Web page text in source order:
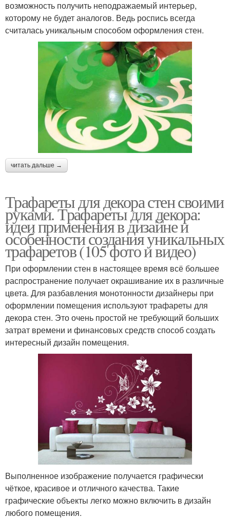
возможность получить неподражаемый интерьер,
которому не будет аналогов. Ведь роспись всегда
считалась уникальным способом оформления стен.
читать дальше →
Трафареты для декора стен своими
руками. Трафареты для декора:
идеи применения в дизайне и
особенности создания уникальных
трафаретов (105 фото и видео)
При оформлении стен в настоящее время всё большее
распространение получает окрашивание их в различные
цвета. Для разбавления монотонности дизайнеры при
оформлении помещения используют трафареты для
декора стен. Это очень простой не требующий больших
затрат времени и финансовых средств способ создать
интересный дизайн помещения.
Выполненное изображение получается графически
чёткое, красивое и отличного качества. Такие
графические объекты легко можно включить в дизайн
любого помещения.